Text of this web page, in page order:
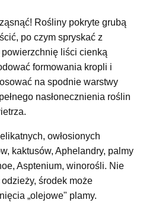
Rośliny pokryte grubą
po czym spryskać z
powierzchnię liści cienką
formowania kropli i
na spodnie warstwy
nasłonecznienia roślin
owłosionych
kaktusów, Aphelandry, palmy
Asptenium, winorośli. Nie
środek może
„olejowe" plamy.